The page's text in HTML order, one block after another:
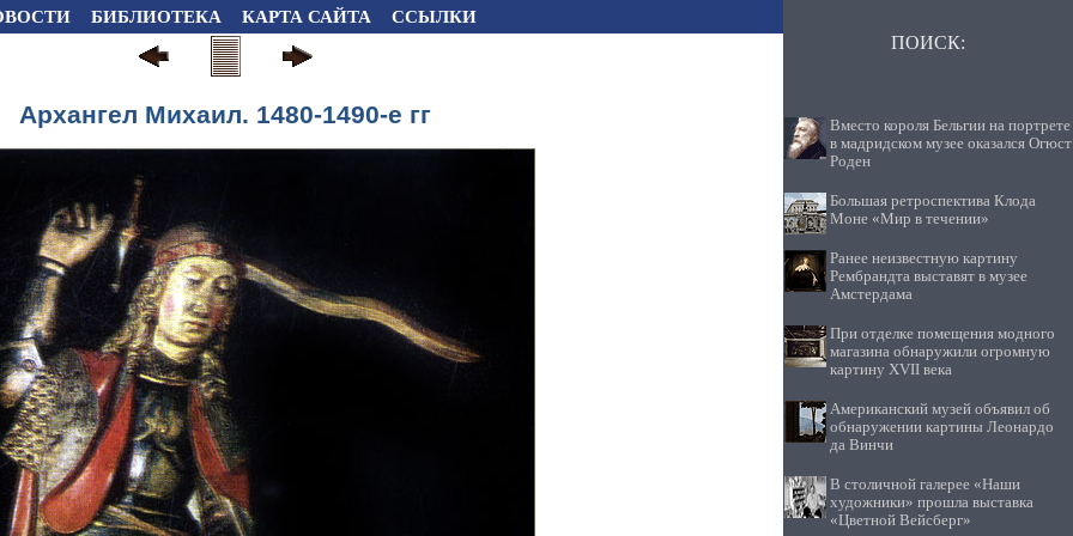
БИБЛИОТЕКА КАРТА САЙТА ССЫЛКИ
Архангел Михаил. 1480-1490-е гг
ПОИСК:
Вместо короля Бельгии на портрете
в мадридском музее оказался Огюст
Роден
Большая ретроспектива Клода
Моне «Мир в течении»
Ранее неизвестную картину
Рембрандта выставят в музее
Амстердама
При отделке помещения модного
магазина обнаружили огромную
картину XVII века
Американский музей объявил об
обнаружении картины Леонардо
да Винчи
В столичной галерее «Наши
художники» прошла выставка
«Цветной Вейсберг»